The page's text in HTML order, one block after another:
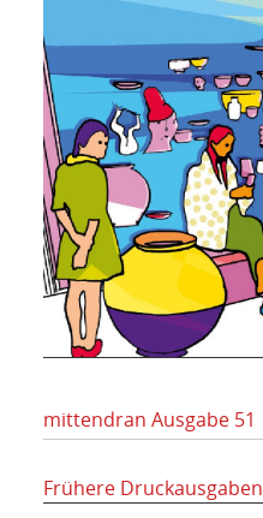
mittendran Ausgabe 51
Frühere Druckausgaben